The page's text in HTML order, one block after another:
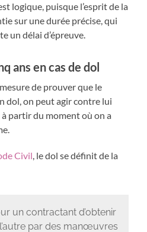
logique, puisque l’esprit de la
sur une durée précise, qui
un délai d’épreuve.
ans en cas de dol
de prouver que le
dol, on peut agir contre lui
partir du moment où on a
Civil, le dol se définit de la
un contractant d’obtenir
par des manœuvres